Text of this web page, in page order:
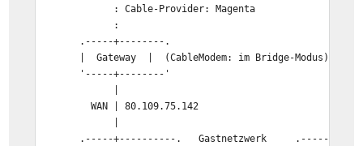
: Cable-Provider: Magenta
:
.-----+--------.
| Gateway | (CableModem: im Bridge-Modus)
'-----+--------'
WAN | 80.109.75.142
.-----+----------. Gastnetzwerk